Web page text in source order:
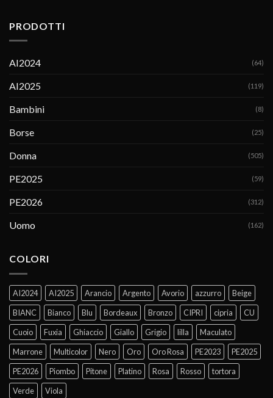
PRODOTTI
AI2024 (64)
AI2025 (119)
Bambini (8)
Borse (25)
Donna (505)
PE2025 (59)
PE2026 (312)
Uomo (162)
COLORI
AI2024 AI2025 Arancio Argento Avorio azzurro
Beige
BIANC
Bianco Blu Bordeaux Bronzo CIPRI cipria
CU
Cuoio
Fuxia Ghiaccio Giallo Grigio lilla
Maculato
Marrone
Multicolor Nero Oro Oro Rosa PE2023
PE2025
PE2026
Piombo Pitone Platino Rosa Rosso
tortora
Verde
Viola